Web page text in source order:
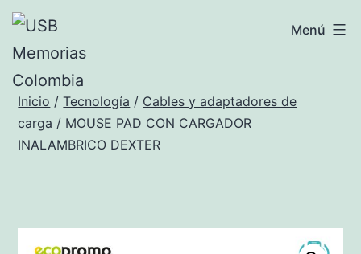
Saltar
USB
Memorias
Colombia
Menú
Inicio /Tecnología / Cables y adaptadores de
carga / MOUSE PAD CON CARGADOR
INALAMBRICO DEXTER